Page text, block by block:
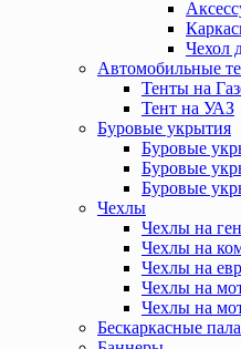
Чехол
Автомобильные
Тенты на
Тент на УАЗ
Буровые укрытия
Буровые
Буровые
Буровые
Чехлы
Чехлы на
Чехлы на
Чехлы на
Чехлы на
Чехлы на
Бескаркасные